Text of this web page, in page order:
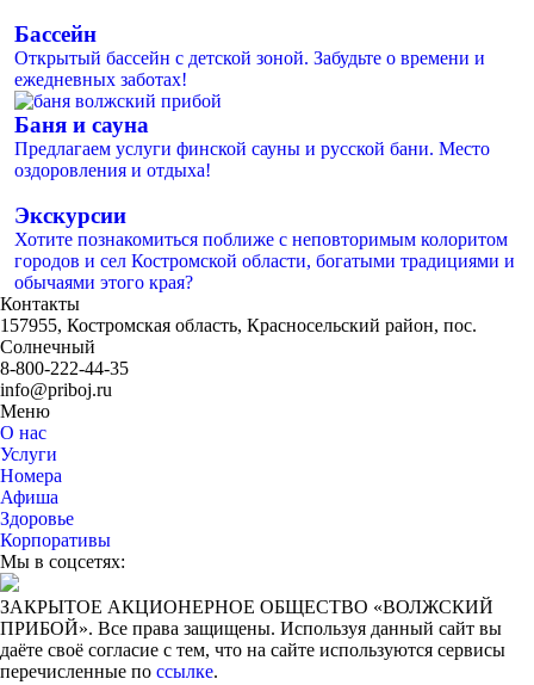
Бассейн
Открытый бассейн с детской зоной. Забудьте о времени и
ежедневных заботах!
Баня и сауна
Предлагаем услуги финской сауны и русской бани. Место
оздоровления и отдыха!
Экскурсии
Хотите познакомиться поближе с неповторимым колоритом
городов и сел Костромской области, богатыми традициями и
обычаями этого края?
Контакты
157955, Костромская область, Красносельский район, пос.
Солнечный
8-800-222-44-35
info@priboj.ru
Меню
О нас
Услуги
Номера
Афиша
Здоровье
Корпоративы
Мы в соцсетях:
ЗАКРЫТОЕ АКЦИОНЕРНОЕ ОБЩЕСТВО «ВОЛЖСКИЙ
ПРИБОЙ». Все права защищены. Используя данный сайт вы
даёте своё согласие с тем, что на сайте используются сервисы
перечисленные по ссылке.